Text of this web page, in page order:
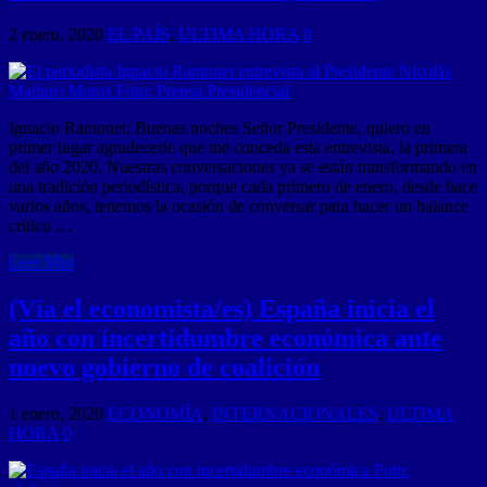
2 enero, 2020 EL PAÍS, ULTIMA HORA 0
Ignacio Ramonet: Buenas noches Señor Presidente, quiero en
primer lugar agradecerle que me conceda esta entrevista, la primera
del año 2020. Nuestras conversaciones ya se están transformando en
una tradición periodística, porque cada primero de enero, desde hace
varios años, tenemos la ocasión de conversar para hacer un balance
crítico …
Leer Mas
(Vía el economista/es) España inicia el
año con incertidumbre económica ante
nuevo gobierno de coalición
1 enero, 2020 ECONOMÍA, INTERNACIONALES, ULTIMA
HORA 0